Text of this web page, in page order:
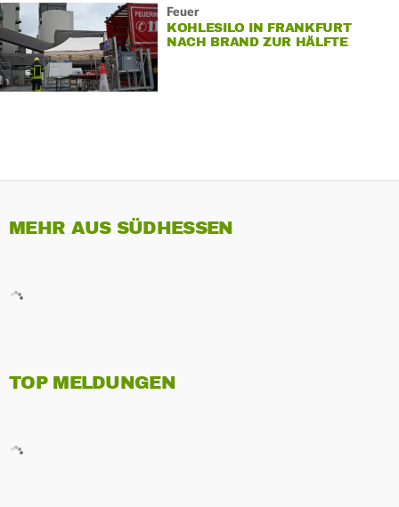
Feuer
KOHLESILO IN FRANKFURT
NACH BRAND ZUR HÄLFTE
MEHR AUS SÜDHESSEN
TOP MELDUNGEN